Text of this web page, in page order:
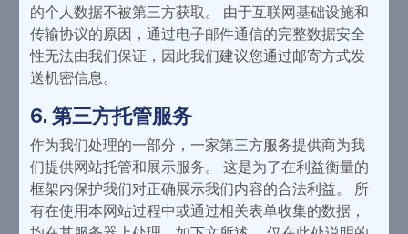
的个人数据不被第三方获取。 由于互联网基础设施和
传输协议的原因，通过电子邮件通信的完整数据安全
性无法由我们保证，因此我们建议您通过邮寄方式发
送机密信息。
6. 第三方托管服务
作为我们处理的一部分，一家第三方服务提供商为我
们提供网站托管和展示服务。 这是为了在利益衡量的
框架内保护我们对正确展示我们内容的合法利益。 所
有在使用本网站过程中或通过相关表单收集的数据，